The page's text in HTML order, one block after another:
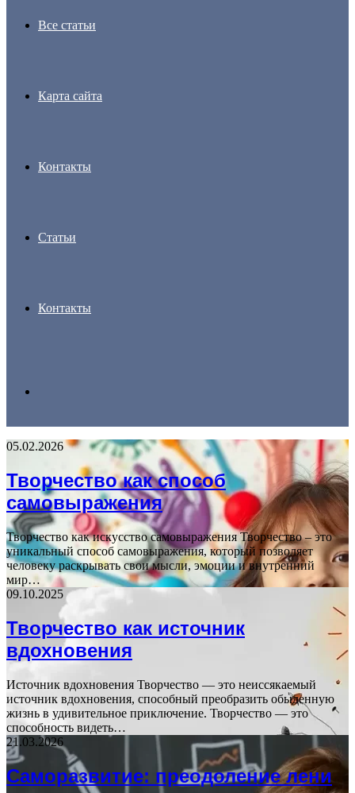
Все статьи
Карта сайта
Контакты
Статьи
Контакты
05.02.2026
Творчество как способ
самовыражения
Творчество как искусство самовыражения Творчество – это
уникальный способ самовыражения, который позволяет
человеку раскрывать свои мысли, эмоции и внутренний
мир…
09.10.2025
Творчество как источник
вдохновения
Источник вдохновения Творчество — это неиссякаемый
источник вдохновения, способный преобразить обыденную
жизнь в удивительное приключение. Творчество — это
способность видеть…
21.03.2026
Саморазвитие: преодоление лени